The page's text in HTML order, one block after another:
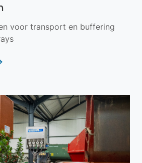
voor transport en buffering